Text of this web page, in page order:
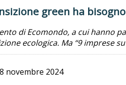
green ha
di Ecomondo, a cui hanno
ecologica. Ma “9 imprese
8 novembre 2024